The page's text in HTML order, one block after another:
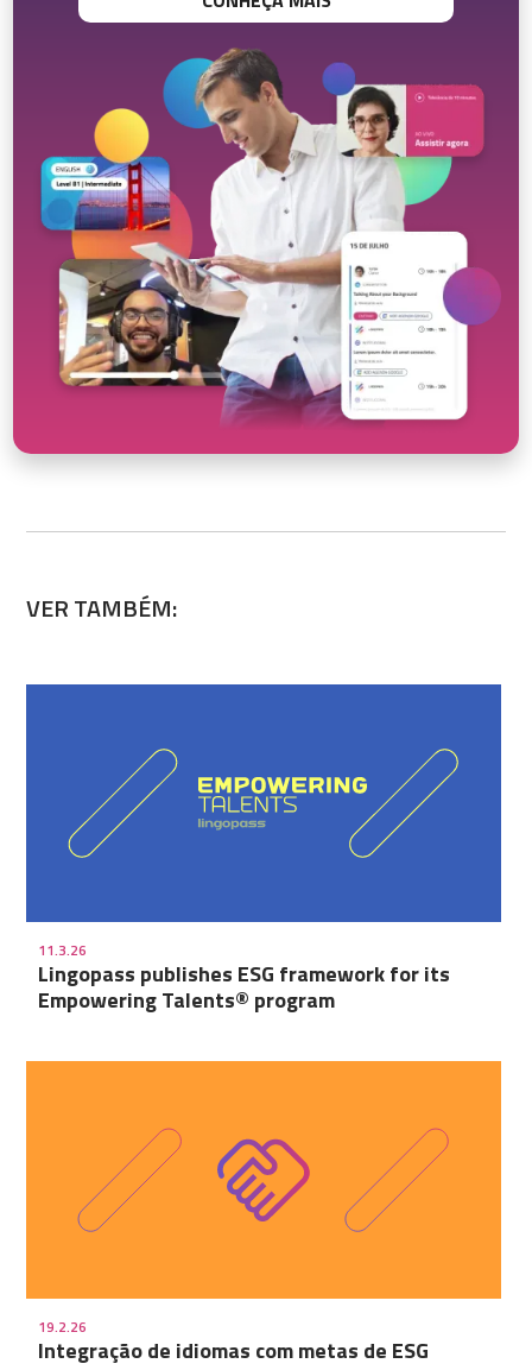
VER TAMBÉM:
11.3.26
Lingopass publishes ESG framework for its
Empowering Talents® program
19.2.26
Integração de idiomas com metas de ESG